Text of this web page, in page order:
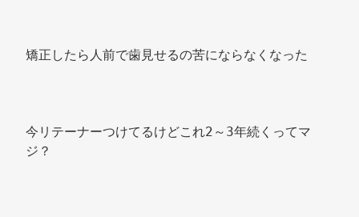
矯正したら人前で歯見せるの苦にならなくなった
今リテーナーつけてるけどこれ2～3年続くってマ
ジ？